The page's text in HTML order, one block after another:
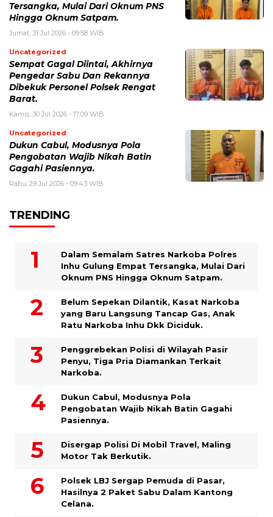
Tersangka, Mulai Dari Oknum PNS
Hingga Oknum Satpam.
Jumat, 31 Jul 2026 - 09:58 WIB
Uncategorized
Sempat Gagal Diintai, Akhirnya
Pengedar Sabu Dan Rekannya
Dibekuk Personel Polsek Rengat
Barat.
Kamis, 30 Jul 2026 - 17:09 WIB
Uncategorized
Dukun Cabul, Modusnya Pola
Pengobatan Wajib Nikah Batin
Gagahi Pasiennya.
Rabu, 29 Jul 2026 - 09:43 WIB
TRENDING
Dalam Semalam Satres Narkoba Polres
Inhu Gulung Empat Tersangka, Mulai Dari
Oknum PNS Hingga Oknum Satpam.
Belum Sepekan Dilantik, Kasat Narkoba
yang Baru Langsung Tancap Gas, Anak
Ratu Narkoba Inhu Dkk Diciduk.
Penggrebekan Polisi di Wilayah Pasir
Penyu, Tiga Pria Diamankan Terkait
Narkoba.
Dukun Cabul, Modusnya Pola
Pengobatan Wajib Nikah Batin Gagahi
Pasiennya.
Disergap Polisi Di Mobil Travel, Maling
Motor Tak Berkutik.
Polsek LBJ Sergap Pemuda di Pasar,
Hasilnya 2 Paket Sabu Dalam Kantong
Celana.